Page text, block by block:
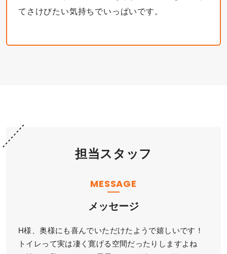
てさけびたい気持ちでいっぱいです。
担当スタッフ
MESSAGE
メッセージ
H様、奥様にも喜んでいただけたようで嬉しいです！
トイレって実は凄く寛げる空間だったりしますよね